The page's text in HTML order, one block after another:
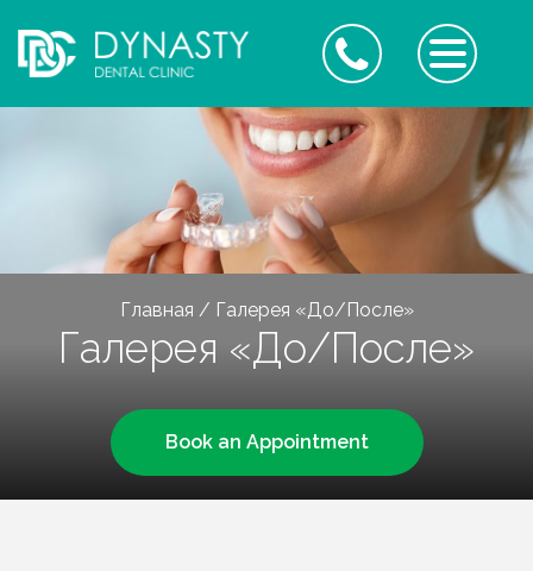
Главная / Галерея «До/После»
Галерея «До/После»
Book an Appointment